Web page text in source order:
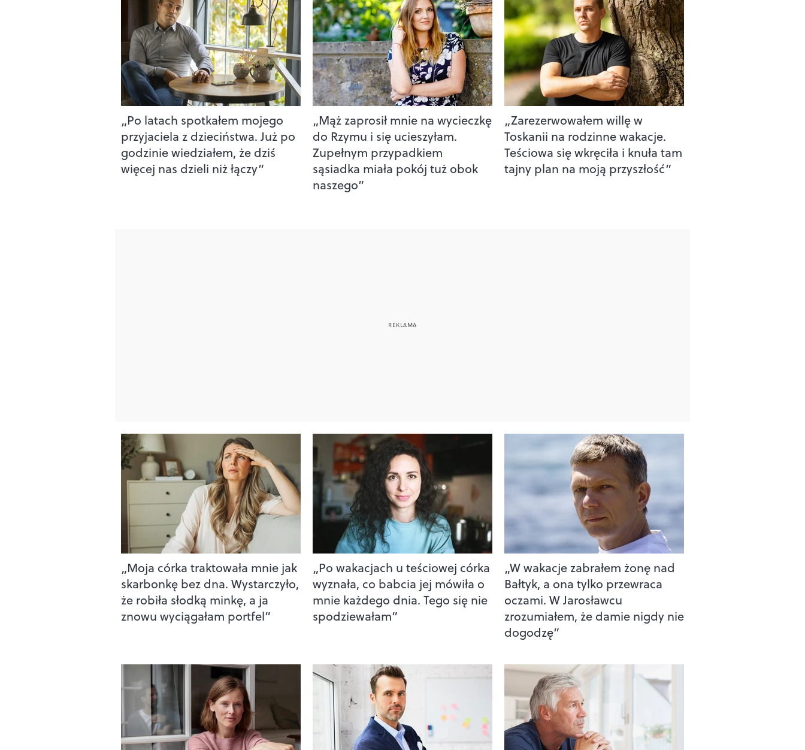
„Po latach spotkałem mojego
przyjaciela z dzieciństwa. Już po
godzinie wiedziałem, że dziś
więcej nas dzieli niż łączy”
„Mąż zaprosił mnie na wycieczkę
do Rzymu i się ucieszyłam.
Zupełnym przypadkiem
sąsiadka miała pokój tuż obok
naszego”
„Zarezerwowałem willę w
Toskanii na rodzinne wakacje.
Teściowa się wkręciła i knuła tam
tajny plan na moją przyszłość”
„Moja córka traktowała mnie jak
skarbonkę bez dna. Wystarczyło,
że robiła słodką minkę, a ja
znowu wyciągałam portfel”
„Po wakacjach u teściowej córka
wyznała, co babcia jej mówiła o
mnie każdego dnia. Tego się nie
spodziewałam”
„W wakacje zabrałem żonę nad
Bałtyk, a ona tylko przewraca
oczami. W Jarosławcu
zrozumiałem, że damie nigdy nie
dogodzę”